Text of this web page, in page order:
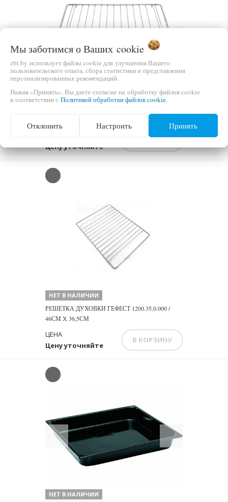
НЕТ В НАЛИЧИИ
Цену уточняйте
НЕТ В НАЛИЧИИ
РЕШЕТКА ДУХОВКИ ГЕФЕСТ 1200.35.0.000 /
46СМ X 36,5СМ
Цену уточняйте
ЦЕНА
В КОРЗИНУ
Previous Next
НЕТ В НАЛИЧИИ
Мы заботимся о Ваших cookie
zbt.by использует файлы cookie для улучшения Вашего
пользовательского опыта, сбора статистики и представления
персонализированных рекомендаций.
Нажав «Принять», Вы даете согласие на обработку файлов cookie
в соответствии с Политикой обработки файлов cookie.
Отклонить Настроить Принять